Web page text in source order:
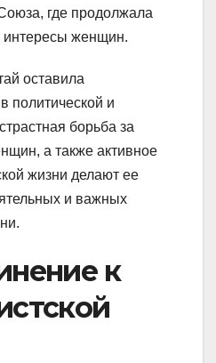
где продолжала
интересы женщин.
оставила
политической и
борьба за
а также активное
жизни делают ее
и важных
к